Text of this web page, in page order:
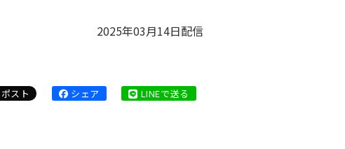
2025年03月14日配信
ポスト シェア LINEで送る